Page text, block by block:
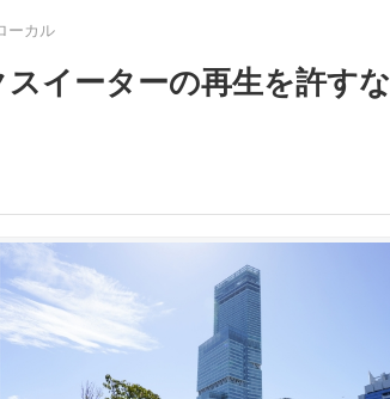
ーカル
イーターの再生を許すな